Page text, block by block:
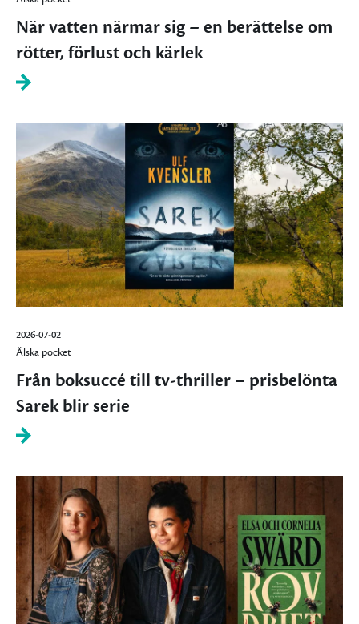
När vatten närmar sig – en berättelse om
rötter, förlust och kärlek
2026-07-02
Älska pocket
Från boksuccé till tv-thriller – prisbelönta
Sarek blir serie